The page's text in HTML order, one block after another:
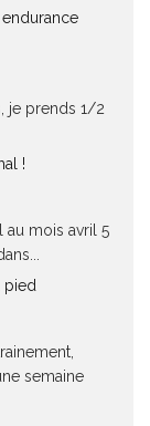
je prends 1/2
!
au mois avril 5
pied
semaine